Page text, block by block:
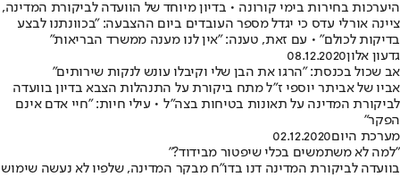
היערכות בחירות בימי קורונה • בדיון מיוחד של הוועדה לביקורת המדינה,
ציינה אורלי עדס כי יגדל מספר העובדים ביום ההצבעה: "בכוונתנו לבצע
בדיקות לכולם" • עם זאת, טענה: "אין לנו מענה ממשרד הבריאות"
גדעון אלון08.12.2020
אב שכול בכנסת: "הרגו את הבן שלי וקיבלו עונש לנקות שירותים"
אביו של אביתר יוספי ז"ל מתח ביקורת על התנהלות הצבא בדיון בוועדה
לביקורת המדינה על תאונות בטיחות בצה"ל • עילי חיות: "חיי אדם אינם
הפקר"
מערכת היום02.12.2020
"למה לא משתמשים בכלי שיפטור מבידוד?"
בוועדה לביקורת המדינה דנו בדו"ח מבקר המדינה, שלפיו לא נעשה שימוש